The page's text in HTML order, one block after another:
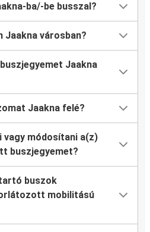
ba/-be busszal?
Jaakna városban?
Jaakna
Jaakna felé?
vagy módosítani a(z)
buszjegyemet?
buszok
mobilitású